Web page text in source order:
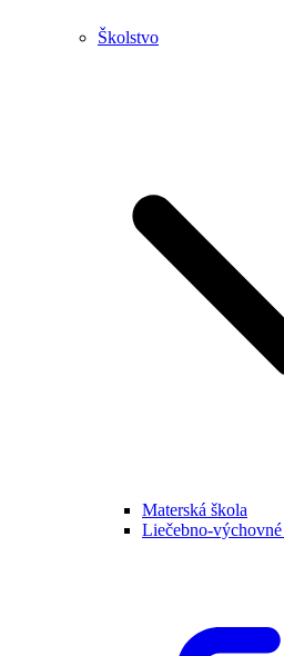
Školstvo
Materská škola
Liečebno-